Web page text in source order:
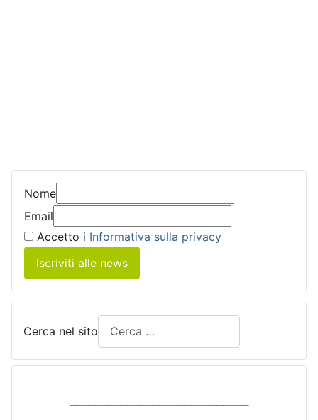
Nome
Email
Accetto i Informativa sulla privacy
Iscriviti alle news
Cerca nel sito